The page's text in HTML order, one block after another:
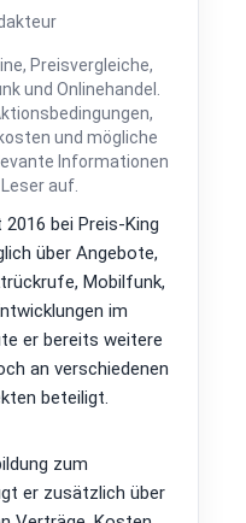
Preisvergleiche,
und Onlinehandel.
und mögliche
Informationen
auf.
bei Preis-King
über Angebote,
Mobilfunk,
im
er bereits weitere
an verschiedenen
beteiligt.
zum
er zusätzlich über